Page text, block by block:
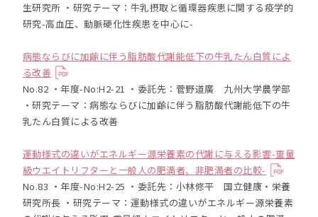
生研究所 ・研究テーマ：牛乳摂取と循環器疾患に関する疫学的
研究-高血圧、動脈硬化性疾患を中心に-
病態ならびに加齢に伴う脂肪酸代謝能低下の牛乳たん白質によ
る改善
No.82 ・年度-No:H2-21 ・委託先：菅野道廣 九州大学農学部
・研究テーマ：病態ならびに加齢に伴う脂肪酸代謝能低下の牛
乳たん白質による改善
運動様式の違いがエネルギー源栄養素の代謝に与える影響-重量
級ウエイトリフターと一般人の肥満者、非肥満者の比較-
No.83 ・年度-No:H2-25 ・委託先：小林修平 国立健康・栄養
研究所長 ・研究テーマ：運動様式の違いがエネルギー源栄養素